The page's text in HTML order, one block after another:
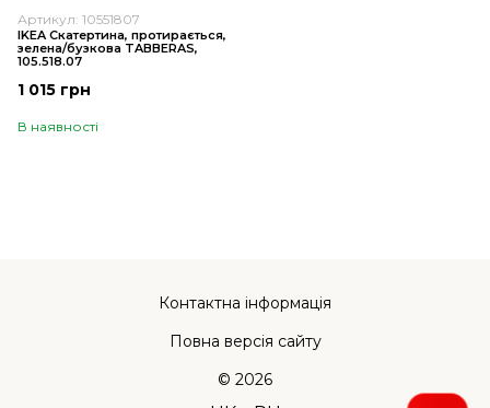
Артикул: 10551807
IKEA Скатертина, протирається,
зелена/бузкова TABBERAS,
105.518.07
1 015 грн
В наявності
Контактна інформація
Повна версія сайту
© 2026